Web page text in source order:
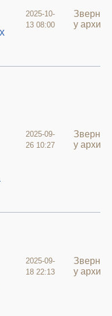
2025-10-
13 08:00
у архиві
2025-09-
26 10:27
у архиві
2025-09-
18 22:13
у архиві